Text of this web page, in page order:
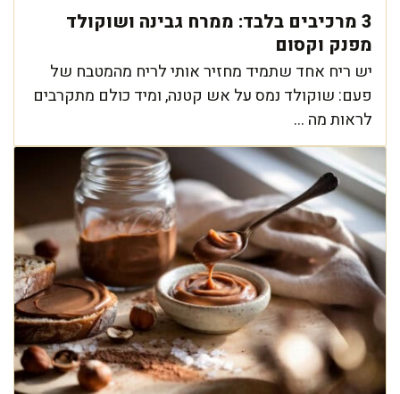
3 מרכיבים בלבד: ממרח גבינה ושוקולד
מפנק וקסום
יש ריח אחד שתמיד מחזיר אותי לריח מהמטבח של
פעם: שוקולד נמס על אש קטנה, ומיד כולם מתקרבים
לראות מה ...